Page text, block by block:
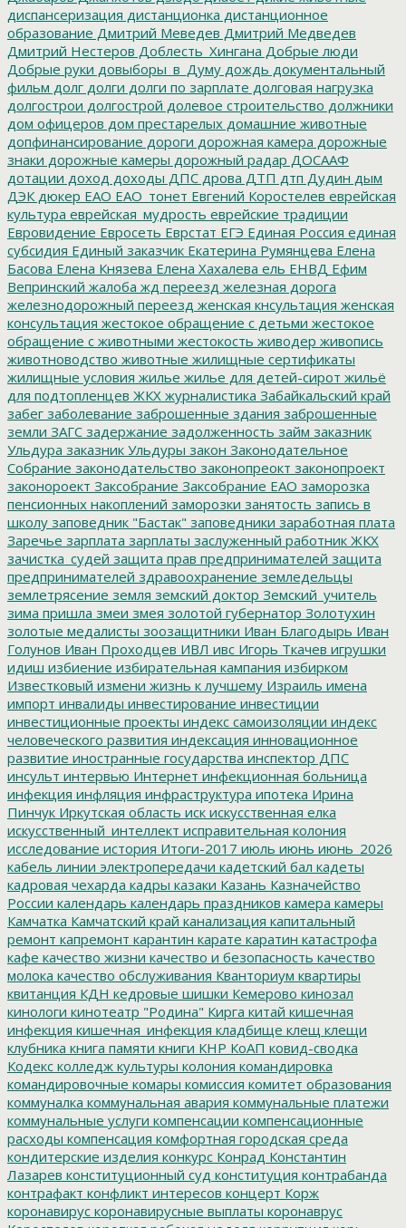
диспансеризация дистанционка дистанционное
образование Дмитрий Меведев Дмитрий Медведев
Дмитрий Нестеров Доблесть_Хингана Добрые люди
Добрые руки довыборы_в_Думу дождь документальный
фильм долг долги долги по зарплате долговая нагрузка
долгострои долгострой долевое строительство должники
дом офицеров дом престарелых домашние животные
допфинансирование дороги дорожная камера дорожные
знаки дорожные камеры дорожный радар ДОСААФ
дотации доход доходы ДПС дрова ДТП дтп Дудин дым
ДЭКдюкер ЕАО ЕАО_тонет Евгений Коростелев еврейская
культура еврейская_мудрость еврейские традиции
Евровидение Евросеть Еврстат ЕГЭ Единая Россия единая
субсидия Единый заказчик Екатерина Румянцева Елена
Басова Елена Князева Елена Хахалева ель ЕНВД Ефим
Вепринский жалоба жд переезд железная дорога
железнодорожный переезд женская кнсультация женская
консультация жестокое обращение с детьми жестокое
обращение с животными жестокость живодер живопись
животноводство животные жилищные сертификаты
жилищные условия жилье жилье для детей-сирот жильё
для подтопленцев ЖКХ журналистика Забайкальский край
забег заболевание заброшенные здания заброшенные
земли ЗАГС задержание задолженность займ заказник
Ульдура заказник Ульдуры закон Законодательное
Собрание законодательство законопреокт законопроект
законороект Заксобрание Заксобрание ЕАО заморозка
пенсионных накоплений заморозки занятость запись в
школу заповедник "Бастак" заповедники заработная плата
Заречье зарплата зарплаты заслуженный работник ЖКХ
зачистка_судей защита прав предпринимателей защита
предпринимателей здравоохранение земледельцы
землетрясение земля земский доктор Земский_учитель
зима пришла змеи змея золотой губернатор Золотухин
золотые медалисты зоозащитники Иван Благодырь Иван
Голунов Иван Проходцев ИВЛ ивс Игорь Ткачев игрушки
идиш избиение избирательная кампания избирком
Известковый измени жизнь к лучшему Израиль имена
импорт инвалиды инвестирование инвестиции
инвестиционные проекты индекс самоизоляции индекс
человеческого развития индексация инновационное
развитие иностранные государства инспектор ДПС
инсульт интервью Интернет инфекционная больница
инфекция инфляция инфраструктура ипотека Ирина
Пинчук Иркутская область иск искусственная елка
искусственный_интеллект исправительная колония
исследование история Итоги-2017 июль июнь июнь_2026
кабель линии электропередачи кадетский бал кадеты
кадровая чехарда кадры казаки Казань Казначейство
России календарь календарь праздников камера камеры
Камчатка Камчатский край канализация капитальный
ремонт капремонт карантин карате каратин катастрофа
кафе качество жизни качество и безопасность качество
молока качество обслуживания Кванториум квартиры
квитанция КДН кедровые шишки Кемерово кинозал
кинологи кинотеатр "Родина" Кирга китай кишечная
инфекция кишечная_инфекция кладбище клещ клещи
клубника книга памяти книги КНР КоАП ковид-сводка
Кодекс колледж культуры колония командировка
командировочные комары комиссия комитет образования
коммуналка коммунальная авария коммунальные платежи
коммунальные услуги компенсации компенсационные
расходы компенсация комфортная городская среда
кондитерские изделия конкурс Конрад Константин
Лазарев конституционный суд конституция контрабанда
контрафакт конфликт интересов концерт Корж
коронавирус коронавирусные выплаты коронаврус